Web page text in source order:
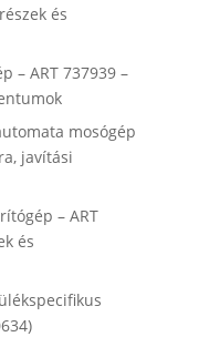
és
– ART 737939 –
mosógép
javítási
– ART
és